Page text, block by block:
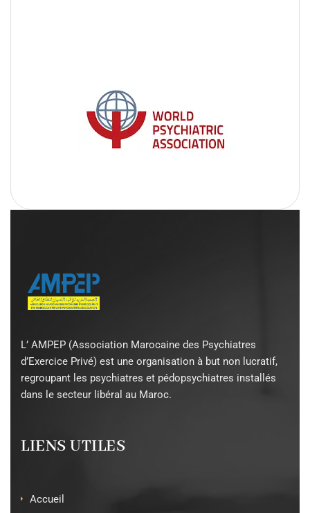
L’ AMPEP (Association Marocaine des Psychiatres
d’Exercice Privé) est une organisation à but non lucratif,
regroupant les psychiatres et pédopsychiatres installés
dans le secteur libéral au Maroc.
LIENS UTILES
Accueil